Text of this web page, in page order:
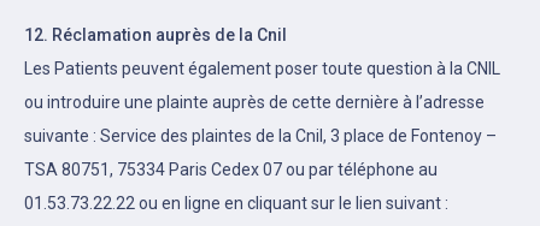
12. Réclamation auprès de la Cnil
Les Patients peuvent également poser toute question à la CNIL
ou introduire une plainte auprès de cette dernière à l’adresse
suivante : Service des plaintes de la Cnil, 3 place de Fontenoy –
TSA 80751, 75334 Paris Cedex 07 ou par téléphone au
01.53.73.22.22 ou en ligne en cliquant sur le lien suivant :